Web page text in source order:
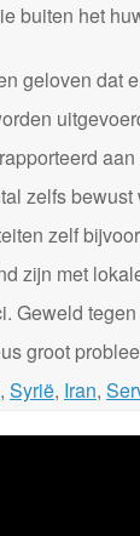
buiten het
geloven dat
zelfs bewust
zelf
zijn met
Geweld
groot
, Syrië, Iran,